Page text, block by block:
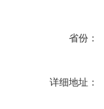
省份：
详细地址：